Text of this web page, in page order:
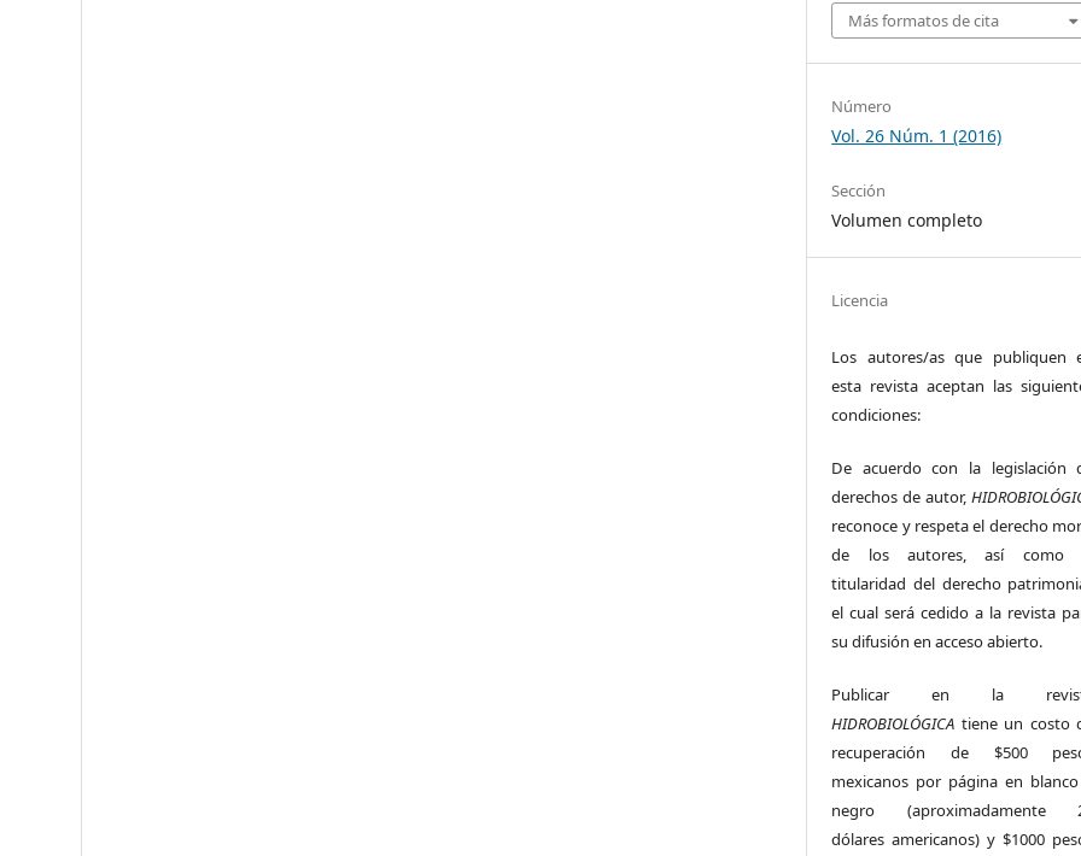
Más formatos de cita
Número
Vol. 26 Núm. 1 (2016)
Sección
Volumen completo
Licencia
Los autores/as que publiquen
esta revista aceptan las
condiciones:
De acuerdo con la legislación
derechos de autor,
reconoce y respeta el derecho
de los autores, así como
titularidad del derecho
el cual será cedido a la revista
su difusión en acceso abierto.
Publicar en la
HIDROBIOLÓGICA tiene un costo
recuperación de $500
mexicanos por página en
negro (aproximadamente
dólares americanos) y $1000